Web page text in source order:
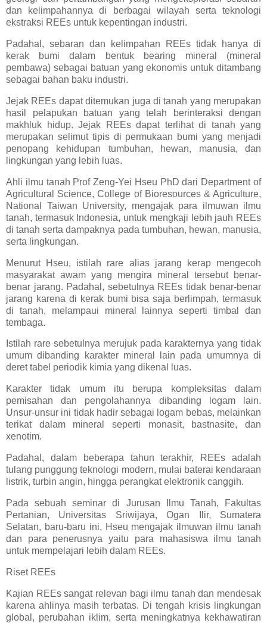
dan kelimpahannya di berbagai wilayah serta teknologi
ekstraksi REEs untuk kepentingan industri.
Padahal, sebaran dan kelimpahan REEs tidak hanya di
kerak bumi dalam bentuk bearing mineral (mineral
pembawa) sebagai batuan yang ekonomis untuk ditambang
sebagai bahan baku industri.
Jejak REEs dapat ditemukan juga di tanah yang merupakan
hasil pelapukan batuan yang telah berinteraksi dengan
makhluk hidup. Jejak REEs dapat terlihat di tanah yang
merupakan selimut tipis di permukaan bumi yang menjadi
penopang kehidupan tumbuhan, hewan, manusia, dan
lingkungan yang lebih luas.
Ahli ilmu tanah Prof Zeng-Yei Hseu PhD dari Department of
Agricultural Science, College of Bioresources & Agriculture,
National Taiwan University, mengajak para ilmuwan ilmu
tanah, termasuk Indonesia, untuk mengkaji lebih jauh REEs
di tanah serta dampaknya pada tumbuhan, hewan, manusia,
serta lingkungan.
Menurut Hseu, istilah rare alias jarang kerap mengecoh
masyarakat awam yang mengira mineral tersebut benar-
benar jarang. Padahal, sebetulnya REEs tidak benar-benar
jarang karena di kerak bumi bisa saja berlimpah, termasuk
di tanah, melampaui mineral lainnya seperti timbal dan
tembaga.
Istilah rare sebetulnya merujuk pada karakternya yang tidak
umum dibanding karakter mineral lain pada umumnya di
deret tabel periodik kimia yang dikenal luas.
Karakter tidak umum itu berupa kompleksitas dalam
pemisahan dan pengolahannya dibanding logam lain.
Unsur-unsur ini tidak hadir sebagai logam bebas, melainkan
terikat dalam mineral seperti monasit, bastnasite, dan
xenotim.
Padahal, dalam beberapa tahun terakhir, REEs adalah
tulang punggung teknologi modern, mulai baterai kendaraan
listrik, turbin angin, hingga perangkat elektronik canggih.
Pada sebuah seminar di Jurusan Ilmu Tanah, Fakultas
Pertanian, Universitas Sriwijaya, Ogan Ilir, Sumatera
Selatan, baru-baru ini, Hseu mengajak ilmuwan ilmu tanah
dan para penerusnya yaitu para mahasiswa ilmu tanah
untuk mempelajari lebih dalam REEs.
Riset REEs
Kajian REEs sangat relevan bagi ilmu tanah dan mendesak
karena ahlinya masih terbatas. Di tengah krisis lingkungan
global, perubahan iklim, serta meningkatnya kekhawatiran